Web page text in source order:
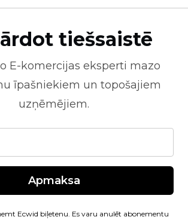
tiešsaistē
E-komercijas eksperti mazo
īpašniekiem un topošajiem
uzņēmējiem.
Apmaksa
Ecwid biļetenu. Es varu anulēt abonementu